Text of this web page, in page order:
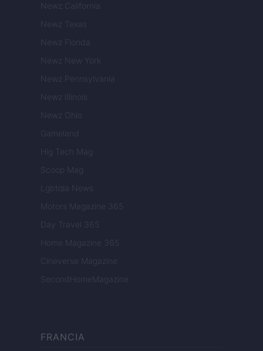
Newz California
Newz Texas
Newz Florida
Newz New York
Newz Pennsylvania
Newz Illinois
Newz Ohio
Gameland
Hig Tech Mag
Scoop Mag
Lgbtqia News
Motors Magazine 365
Day Travel 365
Home Magazine 365
Cineverse Magazine
SecondHomeMagazine
FRANCIA